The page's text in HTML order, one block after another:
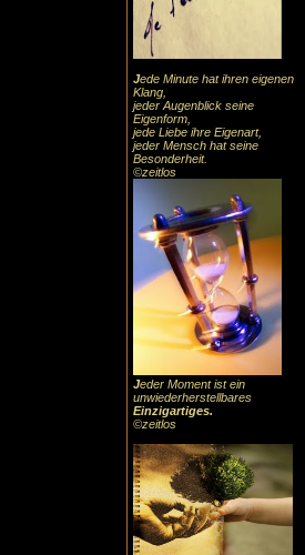
Jede Minute hat ihren eigenen
Klang,
jeder Augenblick seine
Eigenform,
jede Liebe ihre Eigenart,
jeder Mensch hat seine
Besonderheit.
©zeitlos
Jeder Moment ist ein
unwiederherstellbares
Einzigartiges.
©zeitlos